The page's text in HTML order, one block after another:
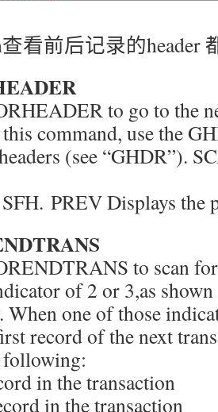
看前后记录的header
to go to the
command, use the
(see “GHDR”).
PREV Displays the
to scan
of 2 or 3,as
When one of those
record of the next
following:
in the transaction
in the transaction